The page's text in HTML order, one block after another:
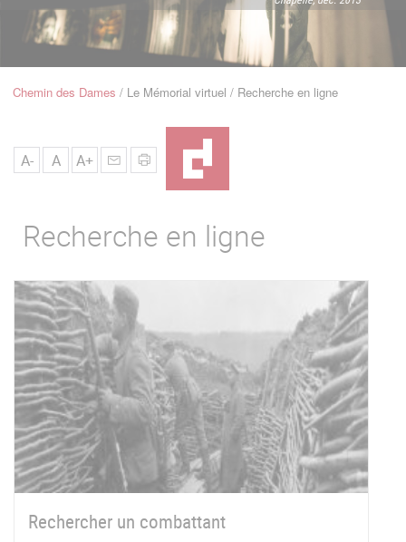
Navigation
Fil
Chemin des Dames Le Mémorial virtuel Recherche en ligne
A- A A+
Recherche en ligne
Rechercher un combattant